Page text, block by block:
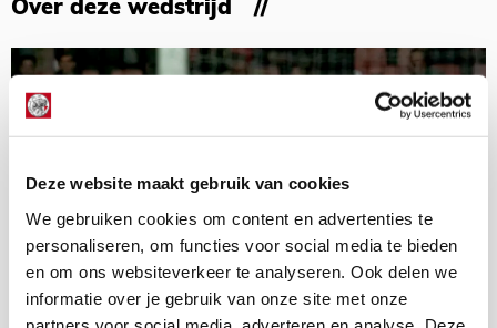
Deze website maakt gebruik van cookies
We gebruiken cookies om content en advertenties te
personaliseren, om functies voor social media te bieden
en om ons websiteverkeer te analyseren. Ook delen we
informatie over je gebruik van onze site met onze
Over deze wedstrijd